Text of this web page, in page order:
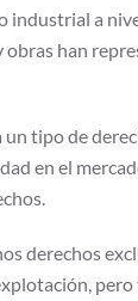
a
obras han
tipo de
en el
derechos